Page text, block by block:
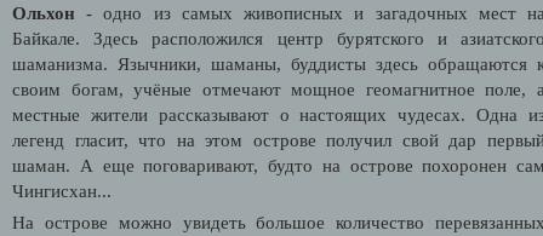
Ольхон - одно из самых живописных и загадочных мест
Байкале. Здесь расположился центр бурятского и
шаманизма. Язычники, шаманы, буддисты здесь обращаются
своим богам, учёные отмечают мощное геомагнитное поле,
местные жители рассказывают о настоящих чудесах. Одна
легенд гласит, что на этом острове получил свой дар
шаман. А еще поговаривают, будто на острове похоронен
Чингисхан...
На острове можно увидеть большое количество